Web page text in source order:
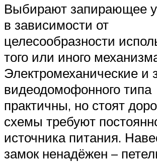
Выбирают запирающее
в зависимости от
целесообразности
того или иного
Электромеханические и
видеодомофонного типа
практичны, но стоят
схемы требуют
источника питания.
замок ненадёжен –